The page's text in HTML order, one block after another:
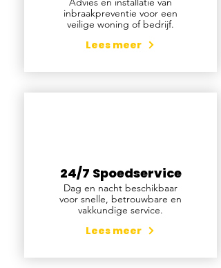
inbraakpreventie voor een
veilige woning of bedrijf.
Lees meer
24/7 Spoedservice
Dag en nacht beschikbaar
voor snelle, betrouwbare en
vakkundige service.
Lees meer